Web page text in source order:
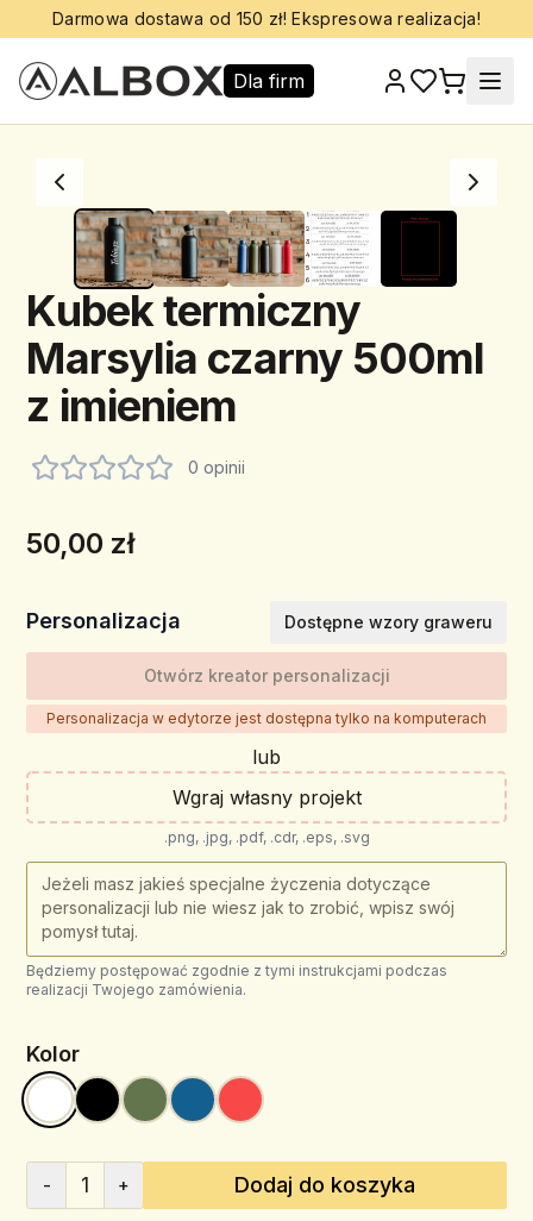
Darmowa dostawa od 150 zł! Ekspresowa realizacja!
Dla firm
Kubek termiczny
Marsylia czarny 500ml
z imieniem
0 opinii
50,00 zł
Personalizacja Dostępne wzory graweru
Otwórz kreator personalizacji
Personalizacja w edytorze jest dostępna tylko na komputerach
lub
Wgraj własny projekt
.png, .jpg, .pdf, .cdr, .eps, .svg
Będziemy postępować zgodnie z tymi instrukcjami podczas
realizacji Twojego zamówienia.
Kolor
- 1 + Dodaj do koszyka